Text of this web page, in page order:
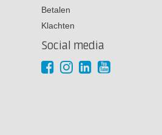
Betalen
Klachten
Social media